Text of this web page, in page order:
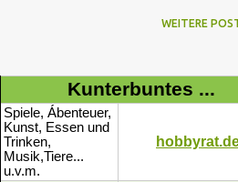
WEITERE
Kunterbuntes ...
Spiele, Ábenteuer,
Kunst, Essen und
Trinken,
Musik,Tiere...
u.v.m.